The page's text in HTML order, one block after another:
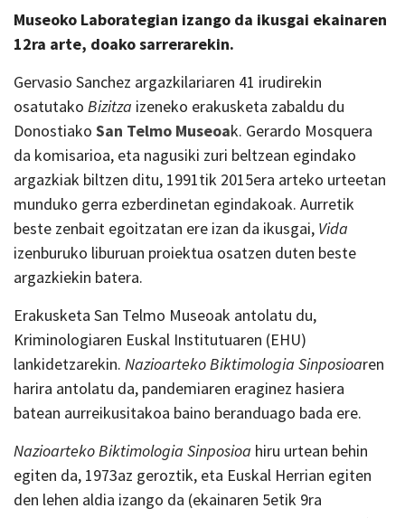
Museoko Laborategian izango da ikusgai ekainaren
12ra arte, doako sarrerarekin.
Gervasio Sanchez argazkilariaren 41 irudirekin
osatutako Bizitza izeneko erakusketa zabaldu du
Donostiako San Telmo Museoak. Gerardo Mosquera
da komisarioa, eta nagusiki zuri beltzean egindako
argazkiak biltzen ditu, 1991tik 2015era arteko urteetan
munduko gerra ezberdinetan egindakoak. Aurretik
beste zenbait egoitzatan ere izan da ikusgai, Vida
izenburuko liburuan proiektua osatzen duten beste
argazkiekin batera.
Erakusketa San Telmo Museoak antolatu du,
Kriminologiaren Euskal Institutuaren (EHU)
lankidetzarekin. Nazioarteko Biktimologia Sinposioaren
harira antolatu da, pandemiaren eraginez hasiera
batean aurreikusitakoa baino beranduago bada ere.
Nazioarteko Biktimologia Sinposioa hiru urtean behin
egiten da, 1973az geroztik, eta Euskal Herrian egiten
den lehen aldia izango da (ekainaren 5etik 9ra